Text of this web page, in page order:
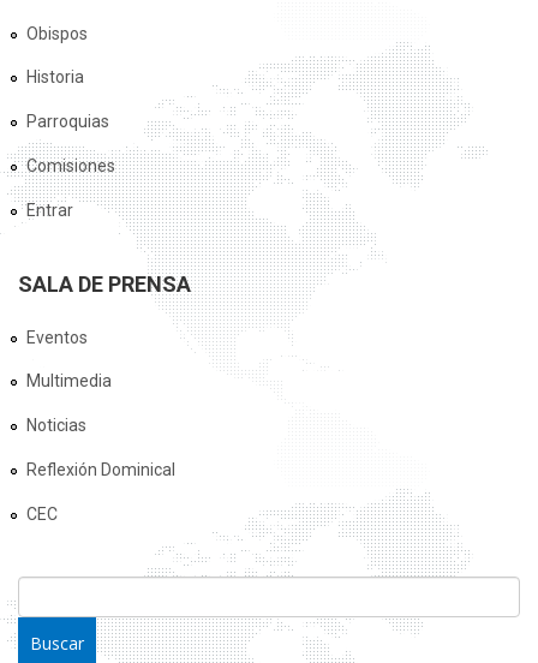
Obispos
Historia
Parroquias
Comisiones
Entrar
SALA DE PRENSA
Eventos
Multimedia
Noticias
Reflexión Dominical
CEC
FORMULARIO DE BÚSQUEDA